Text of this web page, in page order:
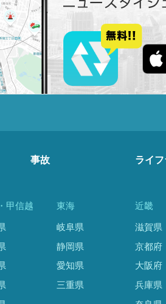
事故 ライ
甲信越 東海
岐阜県
静岡県
愛知県
三重県
近畿
滋賀県
京都府
大阪府
兵庫県